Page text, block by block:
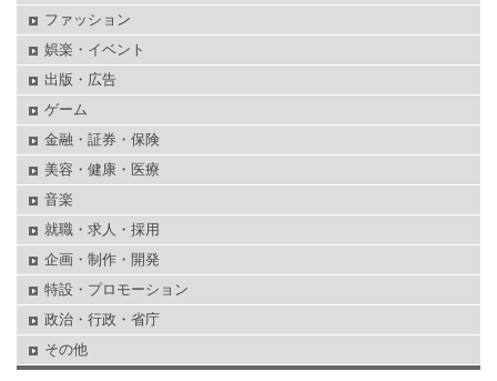
ファッション
娯楽・イベント
出版・広告
ゲーム
金融・証券・保険
美容・健康・医療
音楽
就職・求人・採用
企画・制作・開発
特設・プロモーション
政治・行政・省庁
その他